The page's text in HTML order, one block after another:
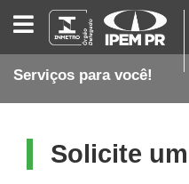
INSTITUTO
PESOS
E
DO
Serviços para você!
Solicite